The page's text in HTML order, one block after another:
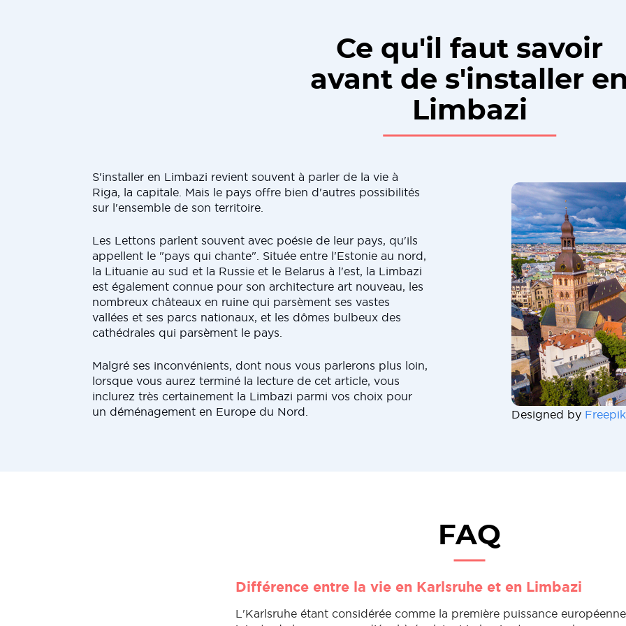
Ce qu'il faut savoir
avant de s'installer
Limbazi
S'installer en Limbazi revient souvent à parler de la vie à
Riga, la capitale. Mais le pays offre bien d'autres possibilités
sur l'ensemble de son territoire.
Les Lettons parlent souvent avec poésie de leur pays, qu'ils
appellent le "pays qui chante". Située entre l'Estonie au nord,
la Lituanie au sud et la Russie et le Belarus à l'est, la Limbazi
est également connue pour son architecture art nouveau, les
nombreux châteaux en ruine qui parsèment ses vastes
vallées et ses parcs nationaux, et les dômes bulbeux des
cathédrales qui parsèment le pays.
Malgré ses inconvénients, dont nous vous parlerons plus loin,
lorsque vous aurez terminé la lecture de cet article, vous
inclurez très certainement la Limbazi parmi vos choix pour
un déménagement en Europe du Nord.
Designed by
FAQ
Différence entre la vie en Karlsruhe et en Limbazi
L'Karlsruhe étant considérée comme la première puissance